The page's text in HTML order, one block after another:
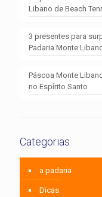
Libano de Beach
3 presentes para
Padaria Monte
Páscoa Monte
no Espírito Santo
Categorias
a padaria
Dicas